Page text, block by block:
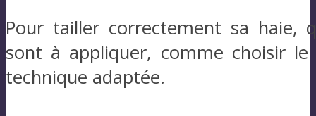
Pour tailler correctement sa haie,
sont à appliquer, comme choisir
technique adaptée.